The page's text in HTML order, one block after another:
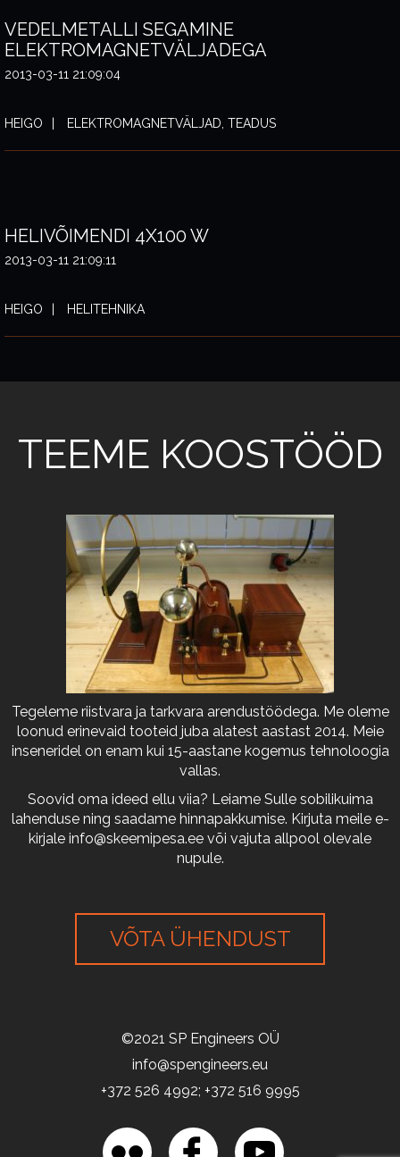
VEDELMETALLI SEGAMINE
ELEKTROMAGNETVÄLJADEGA
2013-03-11 21:09:04
HEIGO ELEKTROMAGNETVÄLJAD, TEADUS
HELIVÕIMENDI 4X100 W
2013-03-11 21:09:11
HEIGO HELITEHNIKA
TEEME KOOSTÖÖD
Tegeleme riistvara ja tarkvara arendustöödega. Me oleme
loonud erinevaid tooteid juba alatest aastast 2014. Meie
inseneridel on enam kui 15-aastane kogemus tehnoloogia
vallas.
Soovid oma ideed ellu viia? Leiame Sulle sobilikuima
lahenduse ning saadame hinnapakkumise. Kirjuta meile e-
kirjale info@skeemipesa.ee või vajuta allpool olevale
nupule.
VÕTA ÜHENDUST
©2021 SP Engineers OÜ
info@spengineers.eu
+372 526 4992; +372 516 9995